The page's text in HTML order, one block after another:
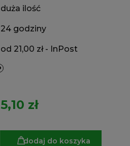
duża ilość
24 godziny
od 21,00 zł - InPost
5,10 zł
dodaj do koszyka